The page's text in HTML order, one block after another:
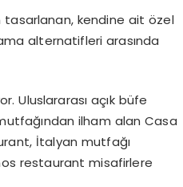
kendine ait özel
alternatifleri arasında
Uluslararası açık büfe
ilham alan Casa
İtalyan mutfağı
restaurant misafirlere